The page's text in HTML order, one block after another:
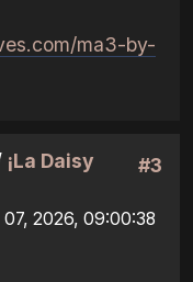
ma3-by-
#3
¡La Daisy
07, 2026, 09:00:38